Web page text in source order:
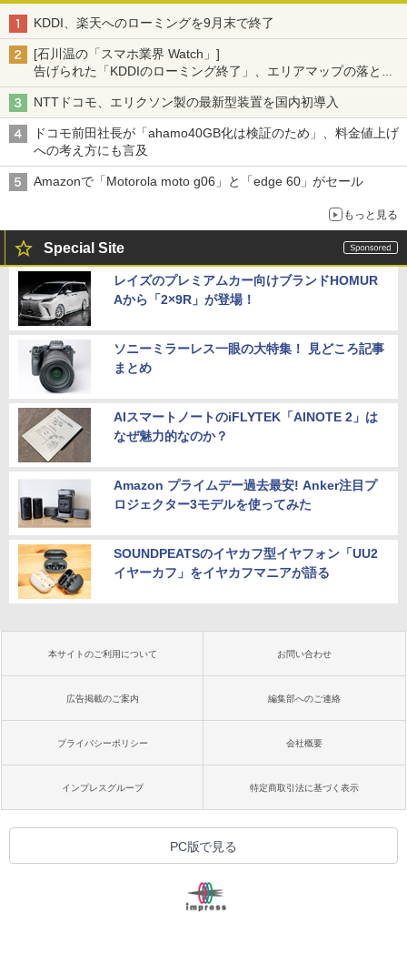
KDDI、楽天へのローミングを9月末で終了
[石川温の「スマホ業界 Watch」]
告げられた「KDDIのローミング終了」、エリアマップの落とし
穴と楽天モバイルの課題
NTTドコモ、エリクソン製の最新型装置を国内初導入
ドコモ前田社長が「ahamo40GB化は検証のため」、料金値上げ
への考え方にも言及
Amazonで「Motorola moto g06」と「edge 60」がセール
もっと見る
Special Site
レイズのプレミアムカー向けブランドHOMUR
Aから「2×9R」が登場！
ソニーミラーレス一眼の大特集！ 見どころ記事
まとめ
AIスマートノートのiFLYTEK「AINOTE 2」は
なぜ魅力的なのか？
Amazon プライムデー過去最安! Anker注目プ
ロジェクター3モデルを使ってみた
SOUNDPEATSのイヤカフ型イヤフォン「UU2
イヤーカフ」をイヤカフマニアが語る
本サイトのご利用について お問い合わせ
広告掲載のご案内 編集部へのご連絡
プライバシーポリシー 会社概要
インプレスグループ 特定商取引法に基づく表示
PC版で見る